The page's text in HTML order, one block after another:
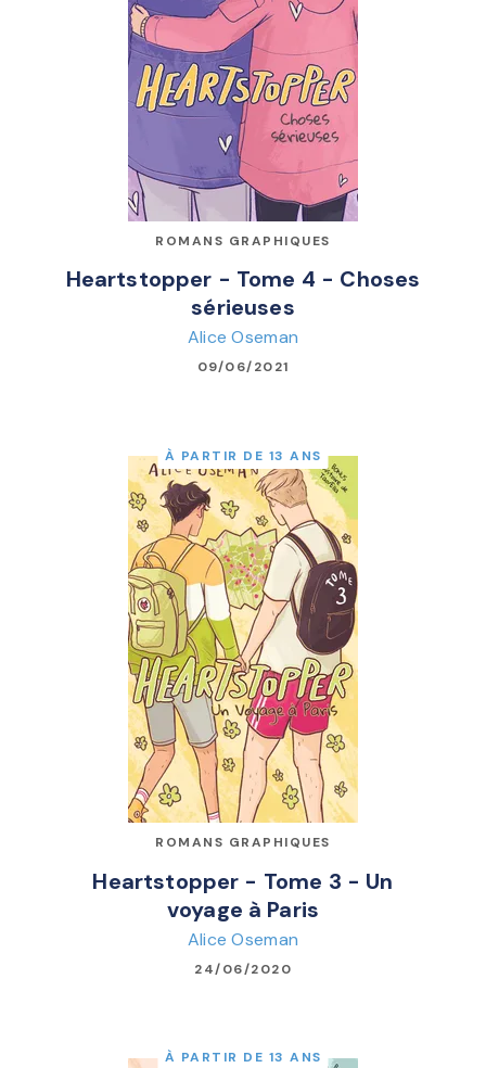
ROMANS GRAPHIQUES
Heartstopper - Tome 4 - Choses
sérieuses
Alice Oseman
09/06/2021
À PARTIR DE 13 ANS
ROMANS GRAPHIQUES
Heartstopper - Tome 3 - Un
voyage à Paris
Alice Oseman
24/06/2020
À PARTIR DE 13 ANS